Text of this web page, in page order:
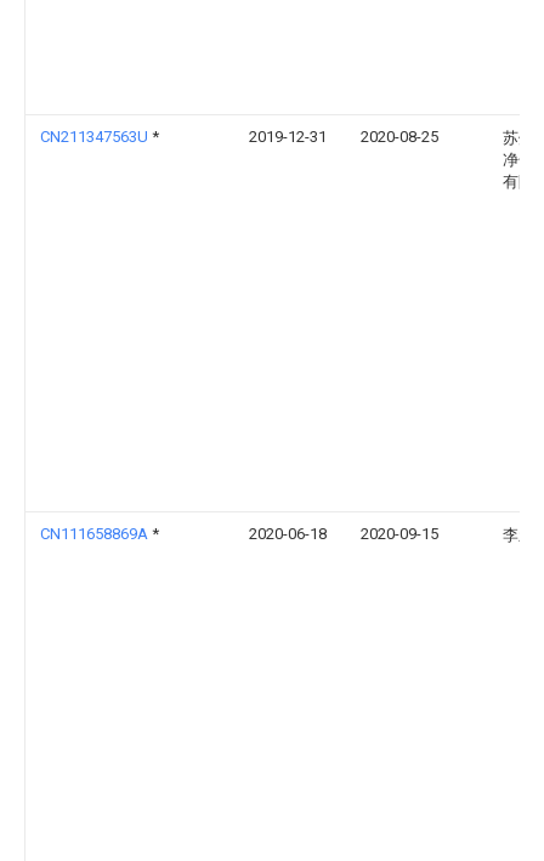
CN211347563U * 2019-12-31 2020-08-25
苏州
净化
有限
CN111658869A * 2020-06-18 2020-09-15 李新